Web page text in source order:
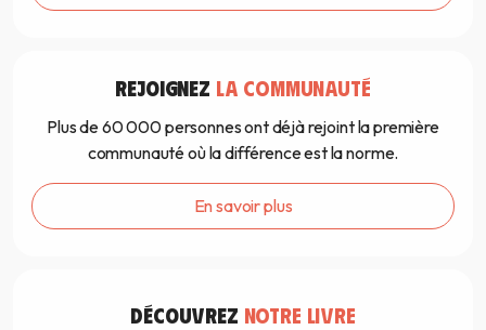
REJOIGNEZ LA COMMUNAUTÉ
Plus de 60 000 personnes ont déjà rejoint la première
communauté où la différence est la norme.
En savoir plus
DÉCOUVREZ NOTRE LIVRE